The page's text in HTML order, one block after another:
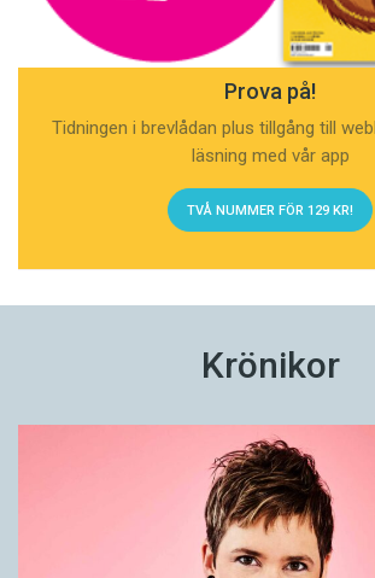
Prova på!
Tidningen i brevlådan plus tillgång till
läsning med vår app
TVÅ NUMMER FÖR 129 KR!
Krönikor